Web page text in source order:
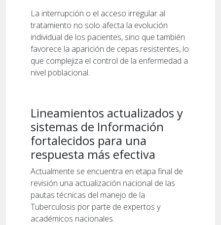
La interrupción o el acceso irregular al
tratamiento no solo afecta la evolución
individual de los pacientes, sino que también
favorece la aparición de cepas resistentes, lo
que complejiza el control de la enfermedad a
nivel poblacional.
Lineamientos actualizados y
sistemas de Información
fortalecidos para una
respuesta más efectiva
Actualmente se encuentra en etapa final de
revisión una actualización nacional de las
pautas técnicas del manejo de la
Tuberculosis por parte de expertos y
académicos nacionales.